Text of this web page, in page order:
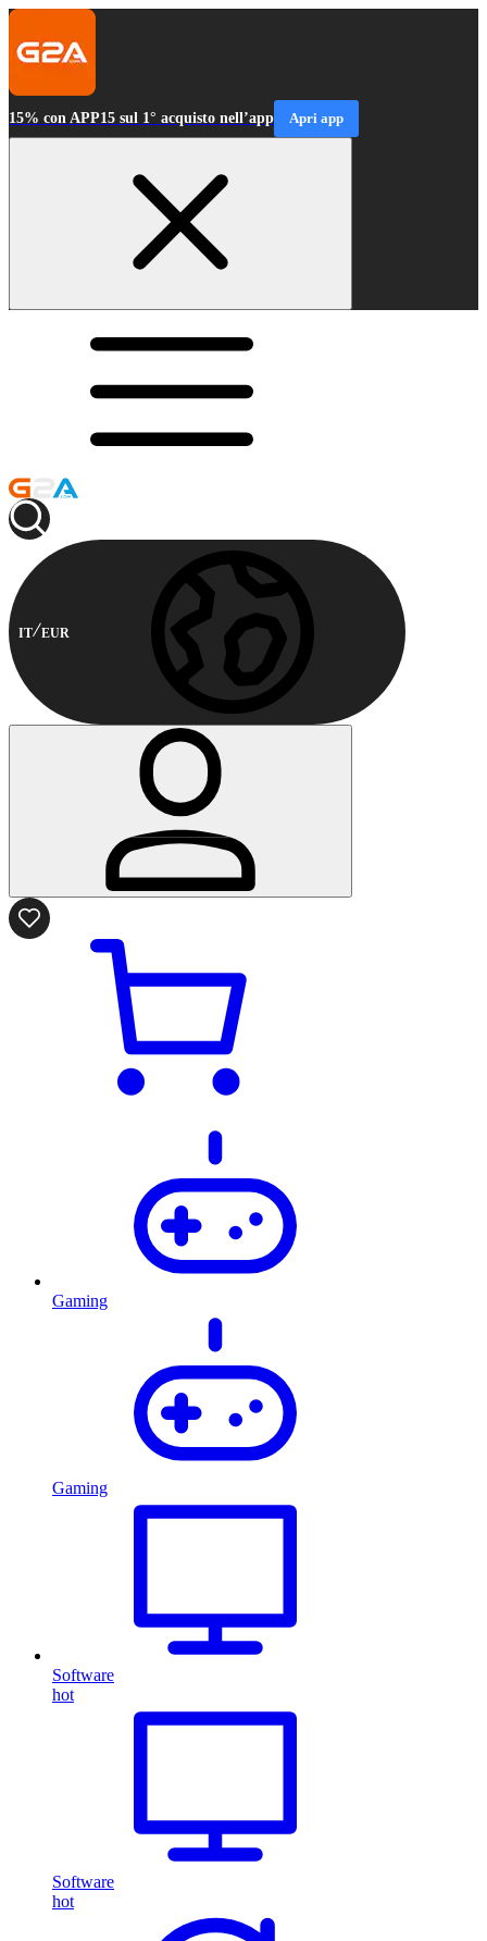
15% con APP15 sul 1° acquisto nell’app Apri app
IT EUR
Gaming
Gaming
Software
hot
Software
hot